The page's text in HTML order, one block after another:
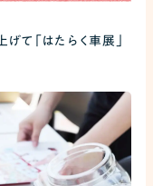
て「はたらく車展」